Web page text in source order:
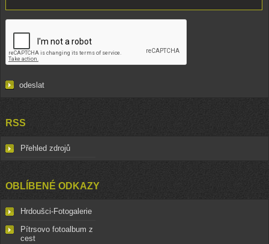
RSS
Přehled zdrojů
OBLÍBENÉ ODKAZY
Hrdoušci-Fotogalerie
Pítrsovo fotoalbum z
cest